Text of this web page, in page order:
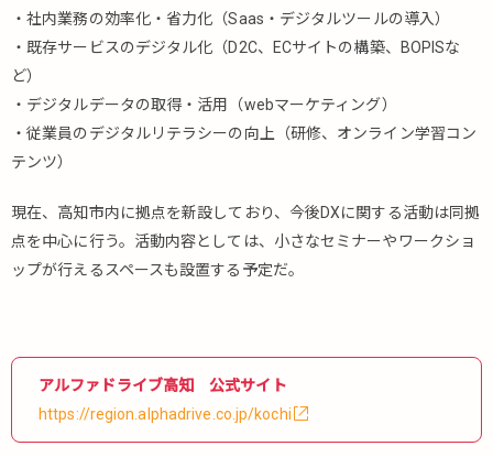
・社内業務の効率化・省力化（Saas・デジタルツールの導入）
・既存サービスのデジタル化（D2C、ECサイトの構築、BOPISな
ど）
・デジタルデータの取得・活用（webマーケティング）
・従業員のデジタルリテラシーの向上（研修、オンライン学習コン
テンツ）
現在、高知市内に拠点を新設しており、今後DXに関する活動は同拠
点を中心に行う。活動内容としては、小さなセミナーやワークショ
ップが行えるスペースも設置する予定だ。
アルファドライブ高知 公式サイト
https://region.alphadrive.co.jp/kochi